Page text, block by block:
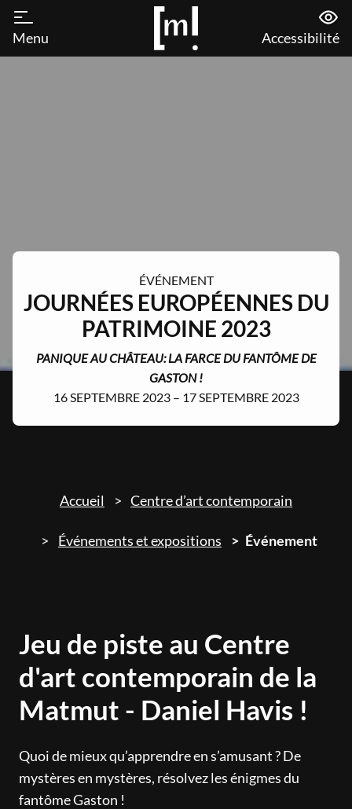
Menu Accessibilité
ÉVÉNEMENT
JOURNÉES EUROPÉENNES DU
PATRIMOINE 2023
PANIQUE AU CHÂTEAU: LA FARCE DU FANTÔME DE
GASTON !
16 SEPTEMBRE 2023 – 17 SEPTEMBRE 2023
Accueil Centre d’art contemporain
Événements et expositions Événement
Jeu de piste au Centre
d'art contemporain de la
Matmut - Daniel Havis !
Quoi de mieux qu’apprendre en s’amusant ? De
mystères en mystères, résolvez les énigmes du
fantôme Gaston !